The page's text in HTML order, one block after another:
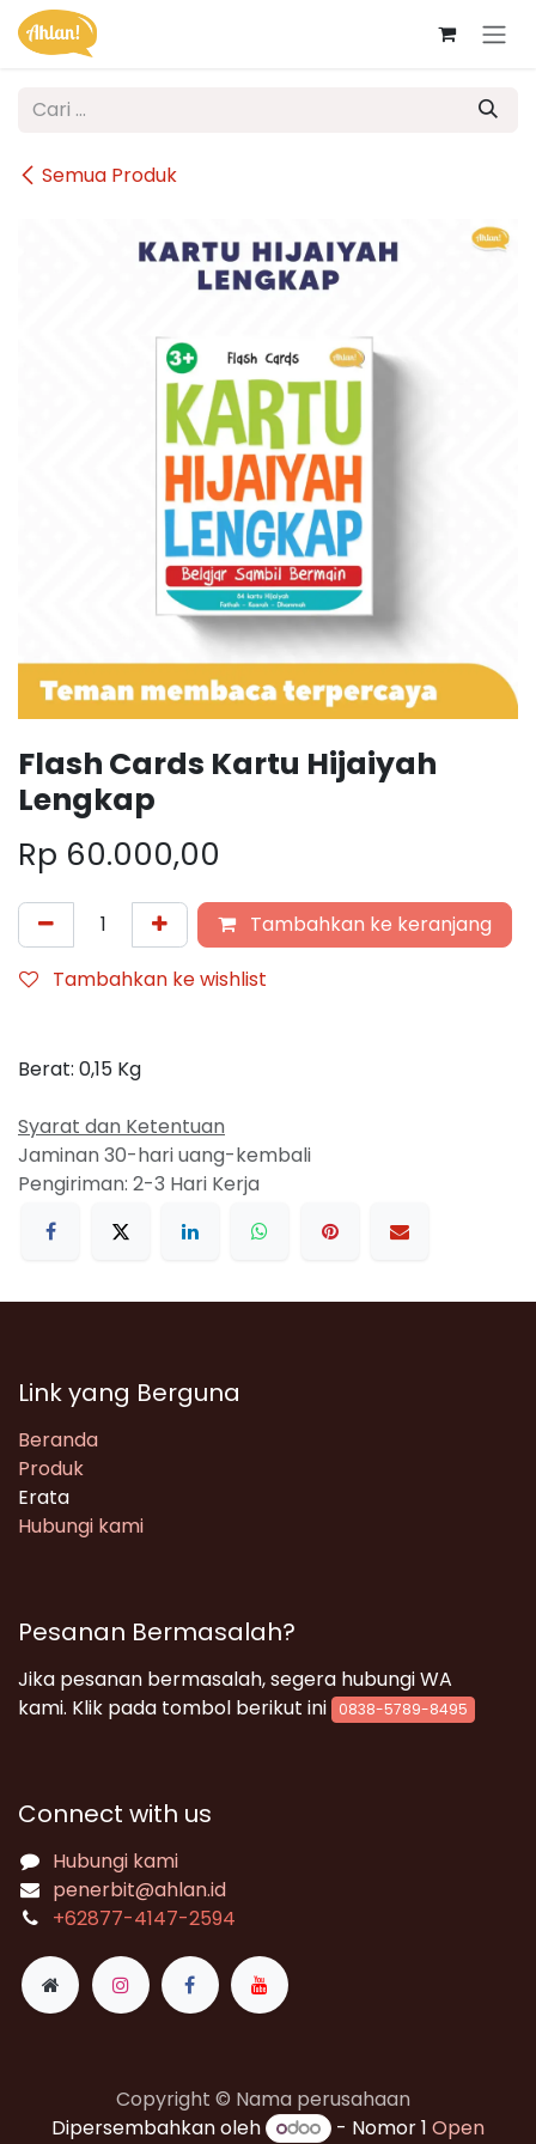
Skip ke Konten
Semua Produk
Flash Cards Kartu Hijaiyah
Lengkap
Rp 60.000,00
Tambahkan ke keranjang
Tambahkan ke wishlist
Berat: 0,15 Kg
Syarat dan Ketentuan
Jaminan 30-hari uang-kembali
Pengiriman: 2-3 Hari Kerja
Link yang Berguna
Beranda
Produk
Erata
Hubungi kami
Pesanan Bermasalah?
Jika pesanan bermasalah, segera hubungi WA
kami. Klik pada tombol berikut ini
0838-5789-8495
Connect with us
Hubungi kami
penerbit@ahlan.id
+62877-4147-2594
Copyright © Nama perusahaan
Dipersembahkan oleh
- Nomor 1 Open